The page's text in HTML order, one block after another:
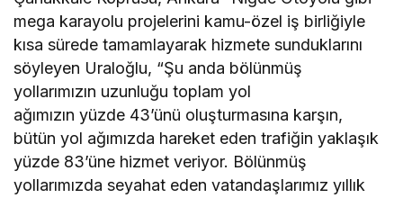
mega karayolu projelerini kamu-özel iş birliğiyle
kısa sürede tamamlayarak hizmete sunduklarını
söyleyen Uraloğlu, “Şu anda bölünmüş
yollarımızın uzunluğu toplam yol
ağımızın yüzde 43’ünü oluşturmasına karşın,
bütün yol ağımızda hareket eden trafiğin yaklaşık
yüzde 83’üne hizmet veriyor. Bölünmüş
yollarımızda seyahat eden vatandaşlarımız yıllık